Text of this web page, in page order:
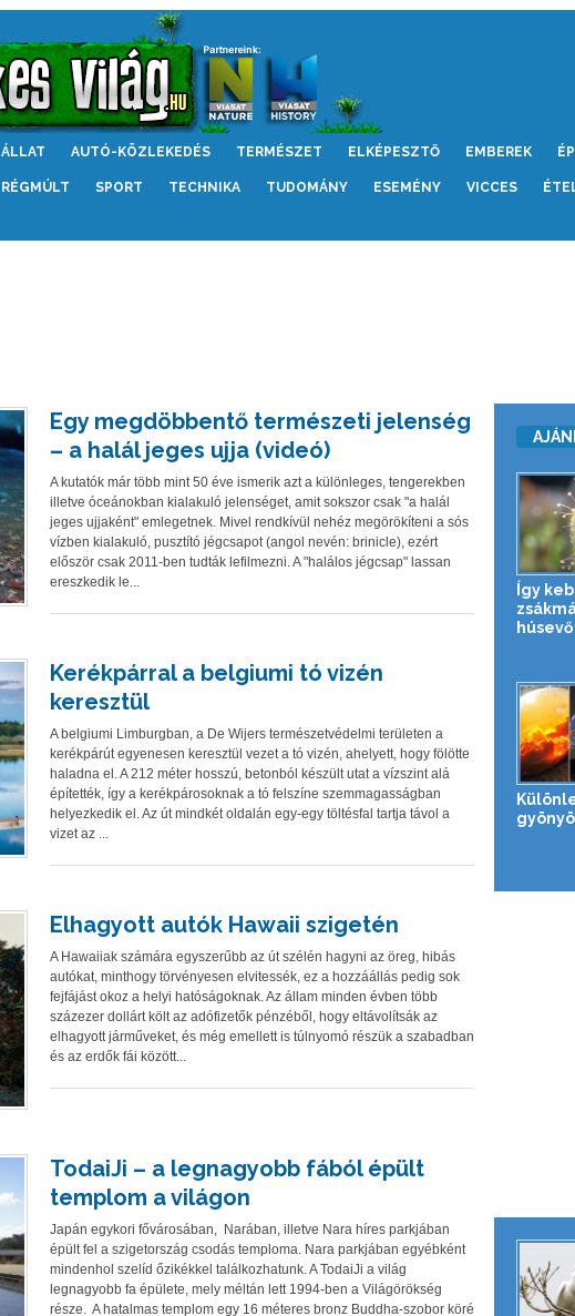
ÁLLAT AUTÓ-KÖZLEKEDÉS TERMÉSZET ELKÉPESZTŐ EMBEREK
RÉGMÚLT SPORT TECHNIKA TUDOMÁNY ESEMÉNY VICCES
Egy megdöbbentő természeti jelenség
– a halál jeges ujja (videó)
A kutatók már több mint 50 éve ismerik azt a különleges, tengerekben
illetve óceánokban kialakuló jelenséget, amit sokszor csak "a halál
jeges ujjaként" emlegetnek. Mivel rendkívül nehéz megörökíteni a sós
vízben kialakuló, pusztító jégcsapot (angol nevén: brinicle), ezért
először csak 2011-ben tudták lefilmezni. A "halálos jégcsap" lassan
ereszkedik le...
Kerékpárral a belgiumi tó vizén
keresztül
A belgiumi Limburgban, a De Wijers természetvédelmi területen a
kerékpárút egyenesen keresztül vezet a tó vizén, ahelyett, hogy fölötte
haladna el. A 212 méter hosszú, betonból készült utat a vízszint alá
építették, így a kerékpárosoknak a tó felszíne szemmagasságban
helyezkedik el. Az út mindkét oldalán egy-egy töltésfal tartja távol a
vizet az ...
Elhagyott autók Hawaii szigetén
A Hawaiiak számára egyszerűbb az út szélén hagyni az öreg, hibás
autókat, minthogy törvényesen elvitessék, ez a hozzáállás pedig sok
fejfájást okoz a helyi hatóságoknak. Az állam minden évben több
százezer dollárt költ az adófizetők pénzéből, hogy eltávolítsák az
elhagyott járműveket, és még emellett is túlnyomó részük a szabadban
és az erdők fái között...
TodaiJi – a legnagyobb fából épült
templom a világon
Japán egykori fővárosában, Narában, illetve Nara híres parkjában
épült fel a szigetország csodás temploma. Nara parkjában egyébként
mindenhol szelíd őzikékkel találkozhatunk. A TodaiJi a világ
legnagyobb fa épülete, mely méltán lett 1994-ben a Világörökség
része. A hatalmas templom egy 16 méteres bronz Buddha-szobor köré
Így